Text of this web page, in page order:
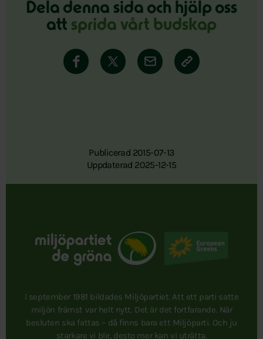
Dela denna sida och hjälp oss
att sprida vårt budskap
Publicerad 2015-07-13
Uppdaterad 2025-12-15
I september 1981 bildades Miljöpartiet. Att ett parti satte
miljön främst var helt nytt. Det är det fortfarande. När
besluten ska fattas – då finns bara ett Miljöparti. Och ju
starkare vi blir, desto mer kan vi uträtta.